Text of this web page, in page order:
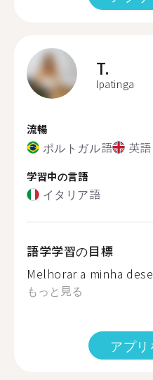
T.
Ipatinga
流暢
ポルトガル語 英語
学習中の言語
イタリア語
語学学習の目標
Melhorar a minha
もっと見る
アプ